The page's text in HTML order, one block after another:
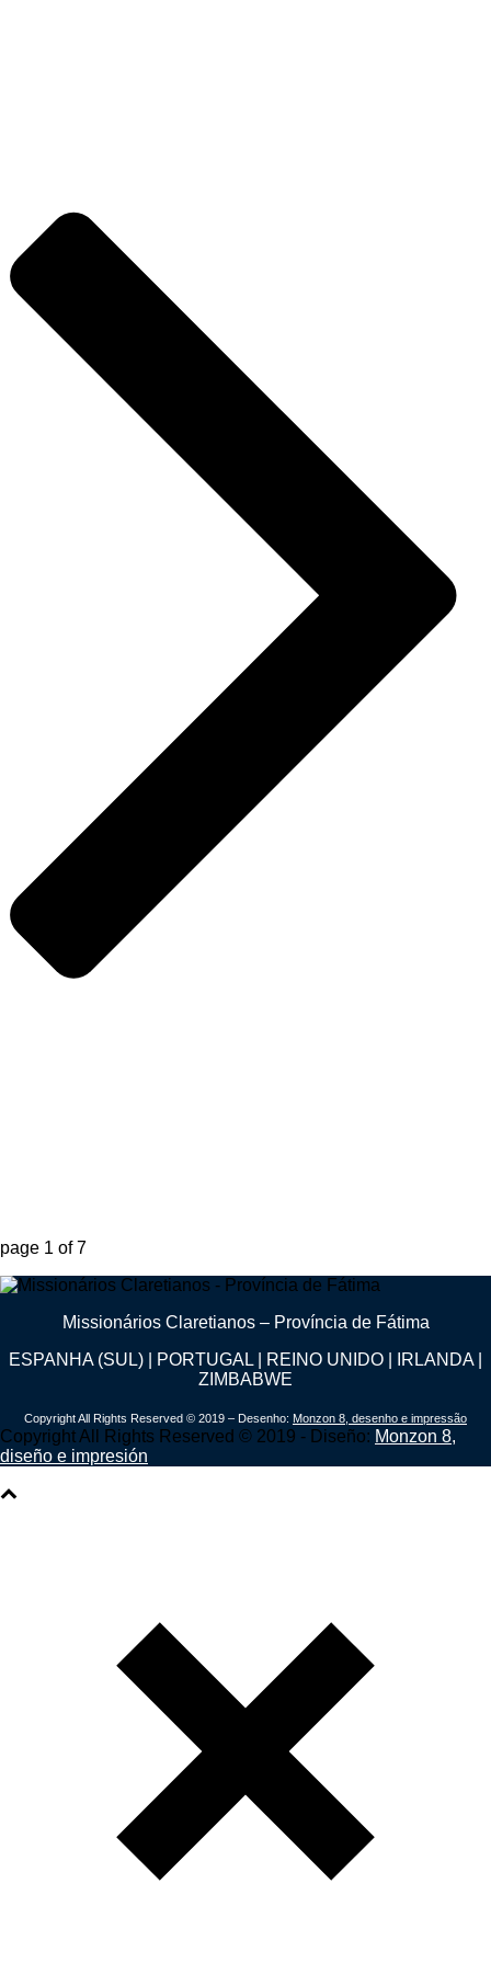
page 1 of7
Missionários Claretianos – Província de Fátima
ESPANHA (SUL) | PORTUGAL | REINO UNIDO | IRLANDA |
ZIMBABWE
Copyright All Rights Reserved © 2019 – Desenho: Monzon 8, desenho e impressão
Copyright All Rights Reserved © 2019 - Diseño: Monzon 8,
diseño e impresión